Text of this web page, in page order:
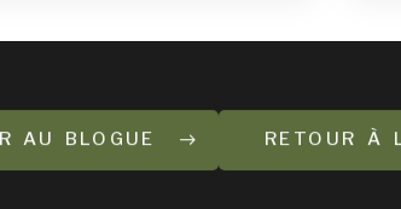
AU BLOGUE RETOUR À